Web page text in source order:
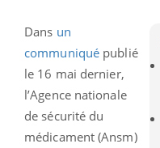
Dans un
communiqué publié
le 16 mai dernier,
l’Agence nationale
de sécurité du
médicament (Ansm)